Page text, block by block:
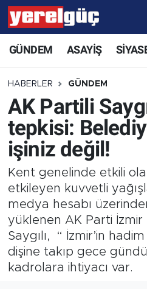
GÜNDEM ASAYİŞ
HABERLER GÜNDEM
AK Partili
tepkisi:
işiniz değil!
Kent genelinde etkili
etkileyen kuvvetli
medya hesabı
yüklenen AK Parti İzmir
Saygılı, “ İzmir’in
dişine takıp gece
kadrolara ihtiyacı var.